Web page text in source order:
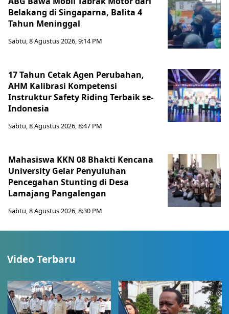
Belakang di Singaparna, Balita 4
Tahun Meninggal
Sabtu, 8 Agustus 2026, 9:14 PM
17 Tahun Cetak Agen Perubahan,
AHM Kalibrasi Kompetensi
Instruktur Safety Riding Terbaik se-
Indonesia
Sabtu, 8 Agustus 2026, 8:47 PM
Mahasiswa KKN 08 Bhakti Kencana
University Gelar Penyuluhan
Pencegahan Stunting di Desa
Lamajang Pangalengan
Sabtu, 8 Agustus 2026, 8:30 PM
Video Terbaru